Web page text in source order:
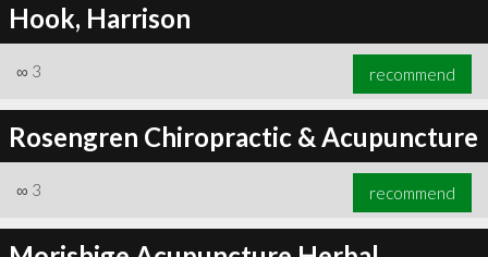
Hook, Harrison
∞ 3 recommend
Rosengren Chiropractic & Acupuncture
∞ 3 recommend